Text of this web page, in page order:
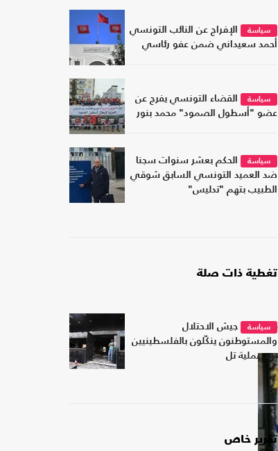
سياسة
الإفراج عن النائب التونسي
أحمد سعيداني ضمن عفو رئاسي
سياسة
القضاء التونسي يفرج عن
عضو "أسطول الصمود" محمد بنور
سياسة
الحكم بعشر سنوات سجنا
ضد العميد التونسي السابق شوقي
الطبيب بتهم "تدليس"
تغطية ذات صلة
سياسة
جيش الاحتلال
والمستوطنون ينكّلون بالفلسطينيين
بعد عملية تل
تقرير خاص